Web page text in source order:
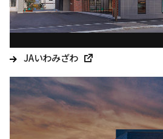
JAいわみざわ